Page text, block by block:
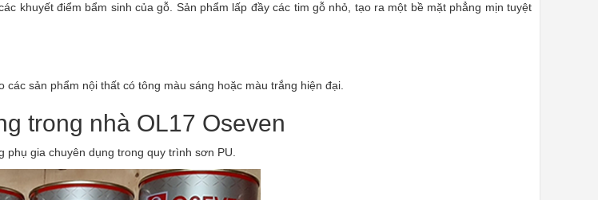
khuyết điểm bẩm sinh của gỗ. Sản phẩm lấp đầy các tim gỗ nhỏ, tạo ra một bề mặt phẳng mịn tuyệt
sản phẩm nội thất có tông màu sáng hoặc màu trắng hiện đại.
trong nhà OL17 Oseven
gia chuyên dụng trong quy trình sơn PU.